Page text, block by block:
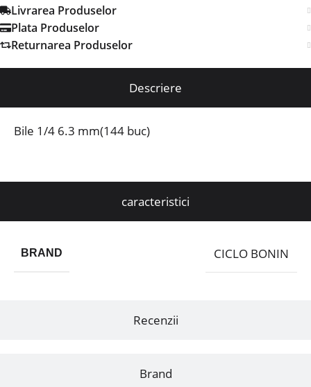
Livrarea Produselor
Plata Produselor
Returnarea Produselor
Descriere
Bile 1/4 6.3 mm(144 buc)
caracteristici
Recenzii
Brand
BRAND CICLO BONIN